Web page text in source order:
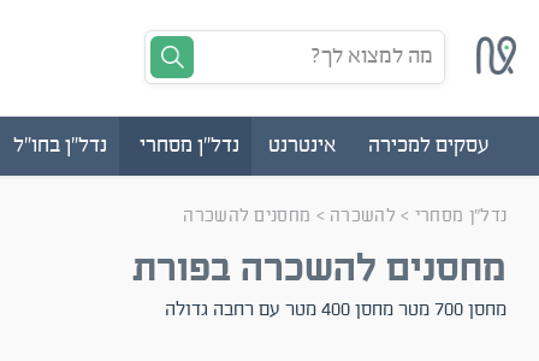
מה למצוא לך?
עסקים למכירה אינטרנט נדל"ן מסחרי נדל"ן בחו"ל
נדל"ן מסחרי > להשכרה > מחסנים להשכרה
מחסנים להשכרה בפורת
מחסן 700 מטר מחסן 400 מטר עם רחבה גדולה